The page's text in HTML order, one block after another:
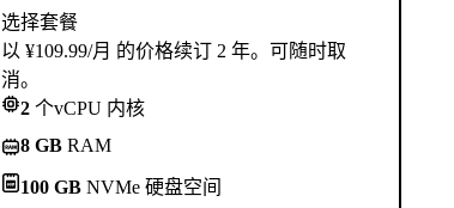
选择套餐
以 ¥109.99/月 的价格续订 2 年。可随时取
消。
2 个vCPU 内核
8 GB RAM
100 GB NVMe 硬盘空间